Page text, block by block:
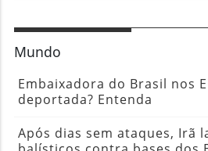
Mundo
Embaixadora do Brasil nos
deportada? Entenda
Após dias sem ataques, Irã